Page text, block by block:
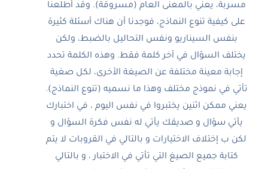
مسربة، يعني بالمعنى العام (مسروقة). وقد أطلعنا
على كيفية تنوع النماذج، فوجدنا أن هناك أسئلة كثيرة
بنفس السيناريو ونفس التحاليل بالضبط، ولكن
يختلف السؤال في آخر كلمة فقط. وهذه الكلمة تحدد
إجابة معينة مختلفة عن الصيغة الأخرى، لكل صغية
تأتي في نموذج مختلف وهذا ما نسميه (تنوع النماذج).
يعني ممكن اثنين يختبروا في نفس اليوم ، في اختبارك
يأتي سؤال و صديقك يأتي له نفس فكرة السؤال و
لكن ب إختلاف الاختيارات و بالتالي في القروبات لا يتم
كتابة جميع الصيغ التي تأتي في الاختبار ، و بالتالي